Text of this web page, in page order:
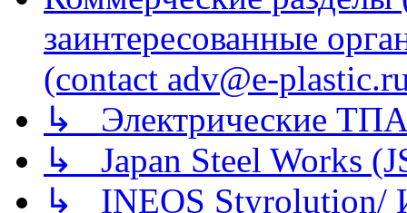
заинтересованные
(contact adv@e-
↳ Электрические
↳ Japan Steel Works
↳ INEOS